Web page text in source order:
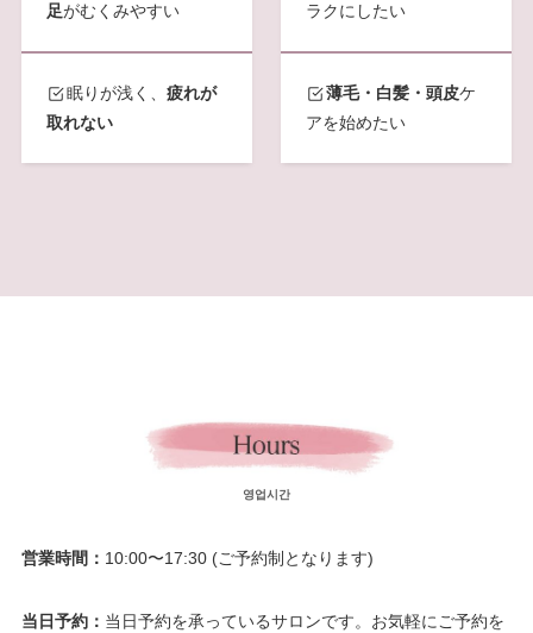
足がむくみやすい
ラクにしたい
眠りが浅く、 疲れが
取れない
薄毛・白髪・頭皮ケ
アを始めたい
영업시간
営業時間： 10:00〜17:30 (ご予約制となります)
当日予約： 当日予約を承っているサロンです。お気軽にご予約を